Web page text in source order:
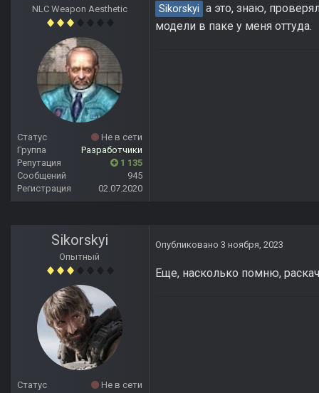
NLC Weapon Aesthetic
Статус
Не в сети
Группа
Разработчики
Репутация
1 135
Сообщений
945
Регистрация
02.07.2020
Sikorskyi а это, знаю,
модели в паке у меня оттуда.
Sikorskyi
Опытный
Статус
Не в сети
Опубликовано 3 ноября, 2023
Еще, насколько помню,